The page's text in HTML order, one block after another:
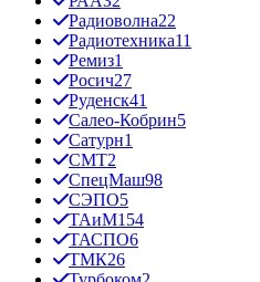
Радиоволна22
Радиотехника11
Ремиз1
Росич27
Руденск41
Салео-Кобрин5
Сатурн1
СМТ2
СпецМаш98
СЭПО5
ТАиМ154
ТАСПО6
ТМК26